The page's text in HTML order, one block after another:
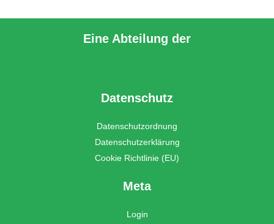
Eine Abteilung der
Datenschutz
Datenschutzordnung
Datenschutzerklärung
Cookie Richtlinie (EU)
Meta
Login